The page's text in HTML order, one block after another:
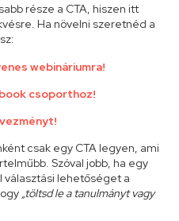
része a CTA, hiszen itt
Ha növelni szeretnéd a
webináriumra!
csoporthoz!
csak egy CTA legyen, ami
Szóval jobb, ha egy
választási lehetőséget a
„töltsd le a tanulmányt vagy